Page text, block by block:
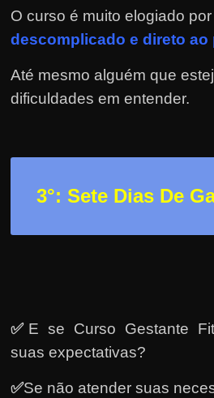
r
n
e
t
a
🤔
O curso é muito elogiado
descomplicado e direto ao
Até mesmo alguém que
dificuldades em entender.
3°: Sete Dias De
✅ E se Curso Gestante
suas expectativas?
✅Se não atender suas